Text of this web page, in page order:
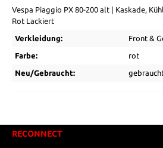
Vespa Piaggio PX 80-200 alt | Kaskade,
Rot Lackiert
Verkleidung: Front &
Farbe: rot
Neu/Gebraucht:
RECONNECT